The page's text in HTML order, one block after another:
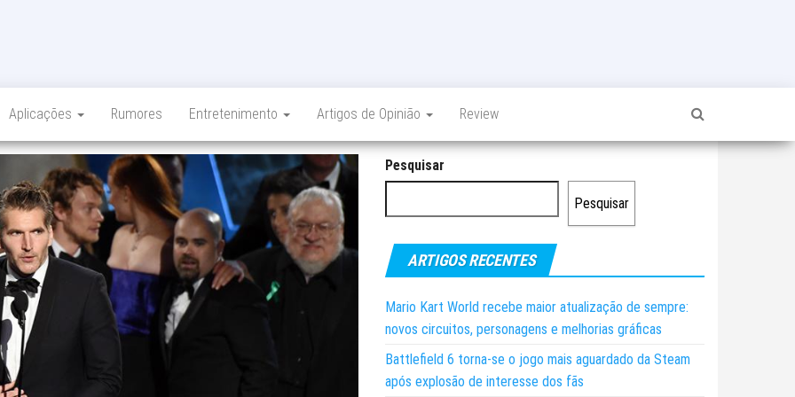
Aplicações Rumores Entretenimento Artigos de Opinião Review
Pesquisar
Pesquisar
ARTIGOS RECENTES
Mario Kart World recebe maior atualização de sempre:
novos circuitos, personagens e melhorias gráficas
Battlefield 6 torna-se o jogo mais aguardado da Steam
após explosão de interesse dos fãs